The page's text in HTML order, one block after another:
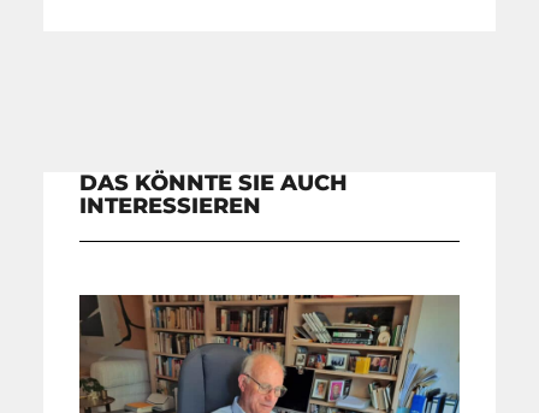
DAS KÖNNTE SIE AUCH
INTERESSIEREN